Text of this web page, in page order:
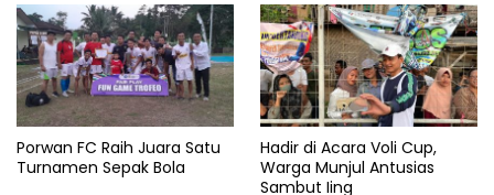
Porwan FC Raih Juara Satu
Turnamen Sepak Bola
Hadir di Acara Voli Cup,
Warga Munjul Antusias
Sambut Iing